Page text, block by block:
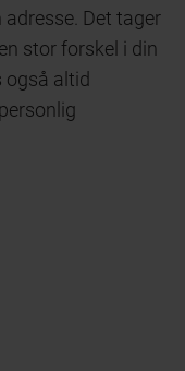
Det tager
stor forskel i din
også altid